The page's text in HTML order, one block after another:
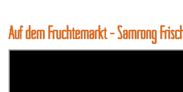
Auf dem Früchtemarkt - Samrong